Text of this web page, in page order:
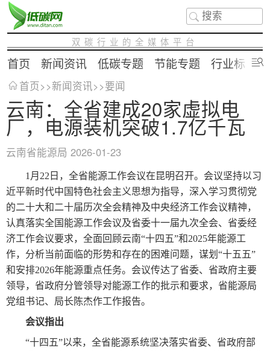
双碳行业的全媒体平台
首页 新闻资讯 低碳专题 节能专题 行业标准
首页>>新闻资讯>>要闻
云南：全省建成20家虚拟电
厂，电源装机突破1.7亿千瓦
云南省能源局 2026-01-23
1月22日，全省能源工作会议在昆明召开。会议坚持以习
近平新时代中国特色社会主义思想为指导，深入学习贯彻党
的二十大和二十届历次全会精神及中央经济工作会议精神，
认真落实全国能源工作会议及省委十一届九次全会、省委经
济工作会议要求，全面回顾云南“十四五”和2025年能源工
作，分析当前面临的形势和存在的困难问题，谋划“十五五”
和安排2026年能源重点任务。会议传达了省委、省政府主要
领导，省政府分管领导对能源工作的批示和要求，省能源局
党组书记、局长陈杰作工作报告。
会议指出
“十四五”以来，全省能源系统坚决落实省委、省政府部